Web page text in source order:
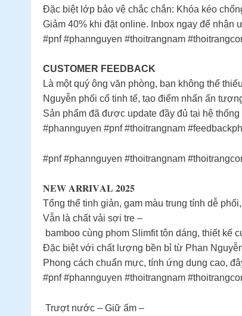
Đặc biệt lớp bảo vệ chắc chắn: Khóa kéo
Giảm 40% khi đặt online. Inbox ngay để nhận
#pnf #phannguyen #thoitrangnam
CUSTOMER FEEDBACK
Là một quý ông văn phòng, bạn không thể
Nguyễn phối cổ tinh tế, tạo điểm nhấn ấn
Sản phẩm đã được update đầy đủ tại hệ
#phannguyen #pnf #thoitrangnam
#pnf #phannguyen #thoitrangnam
𝐍𝐄𝐖 𝐀𝐑𝐑𝐈𝐕𝐀𝐋 𝟐𝟎𝟐𝟓
Tổng thể tinh giản, gam màu trung tính dễ
Vẫn là chất vải sợi tre –
bamboo cùng phom Slimfit tôn dáng, thiết kế
Đặc biệt với chất lượng bền bỉ từ Phan
Phong cách chuẩn mực, tính ứng dụng cao,
#pnf #phannguyen #thoitrangnam
Trượt nước – Giữ ấm –